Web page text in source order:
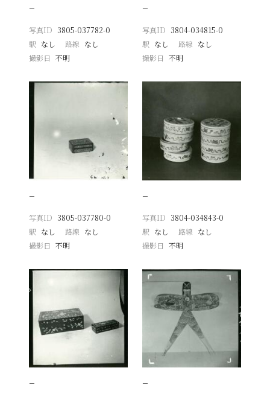
−
写真ID 3805-037782-0
駅 なし 路線 なし
撮影日
不明
−
写真ID 3804-034815-0
駅 なし 路線 なし
撮影日 不明
−
写真ID 3805-037780-0
駅 なし 路線 なし
撮影日
不明
−
写真ID 3804-034843-0
駅 なし 路線 なし
撮影日 不明
− −